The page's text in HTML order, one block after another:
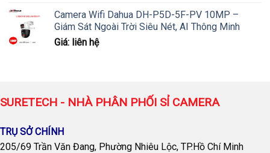
Camera Wifi Dahua DH-P5D-5F-PV 10MP –
Giám Sát Ngoài Trời Siêu Nét, AI Thông Minh
Giá: liên hệ
SURETECH - NHÀ PHÂN PHỐI SỈ CAMERA
TRỤ SỞ CHÍNH
205/69 Trần Văn Đang, Phường Nhiêu Lộc, TP.Hồ Chí Minh